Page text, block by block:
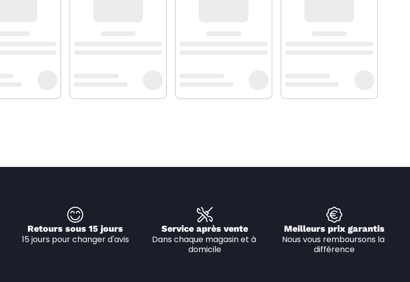
Retours sous 15 jours
15 jours pour changer d'avis
Service après vente
Dans chaque magasin et à
domicile
Meilleurs prix garantis
Nous vous remboursons la
différence